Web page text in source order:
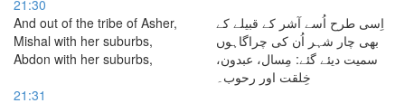
21:30
And out of the tribe of Asher,
Mishal with her suburbs,
Abdon with her suburbs,
اِسی طرح اُسے آشر کے قبیلے کے
بھی چار شہر اُن کی چراگاہوں
سمیت دیئے گئے: مِسال، عبدون،
خِلقت اور رحوب۔
21:31